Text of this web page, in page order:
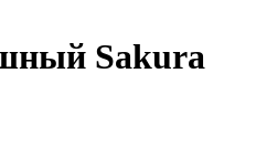
Sakura